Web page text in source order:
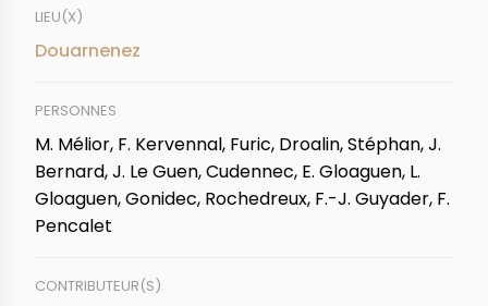
LIEU(X)
Douarnenez
PERSONNES
M. Mélior, F. Kervennal, Furic, Droalin, Stéphan, J.
Bernard, J. Le Guen, Cudennec, E. Gloaguen, L.
Gloaguen, Gonidec, Rochedreux, F.-J. Guyader, F.
Pencalet
CONTRIBUTEUR(S)